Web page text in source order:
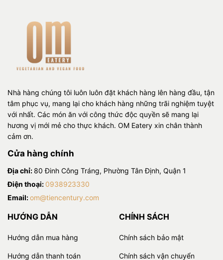
Nhà hàng chúng tôi luôn luôn đặt khách hàng lên hàng đầu, tận
tâm phục vụ, mang lại cho khách hàng những trãi nghiệm tuyệt
với nhất. Các món ăn với công thức độc quyền sẽ mang lại
hương vị mới mẻ cho thực khách. OM Eatery xin chân thành
cảm ơn.
Cửa hàng chính
Địa chỉ: 80 Đinh Công Tráng, Phường Tân Định, Quận 1
Điện thoại: 0938923330
Email:om@tiencentury.com
HƯỚNG DẪN
Hướng dẫn mua hàng
Hướng dẫn thanh toán
CHÍNH SÁCH
Chính sách bảo mật
Chính sách vận chuyển